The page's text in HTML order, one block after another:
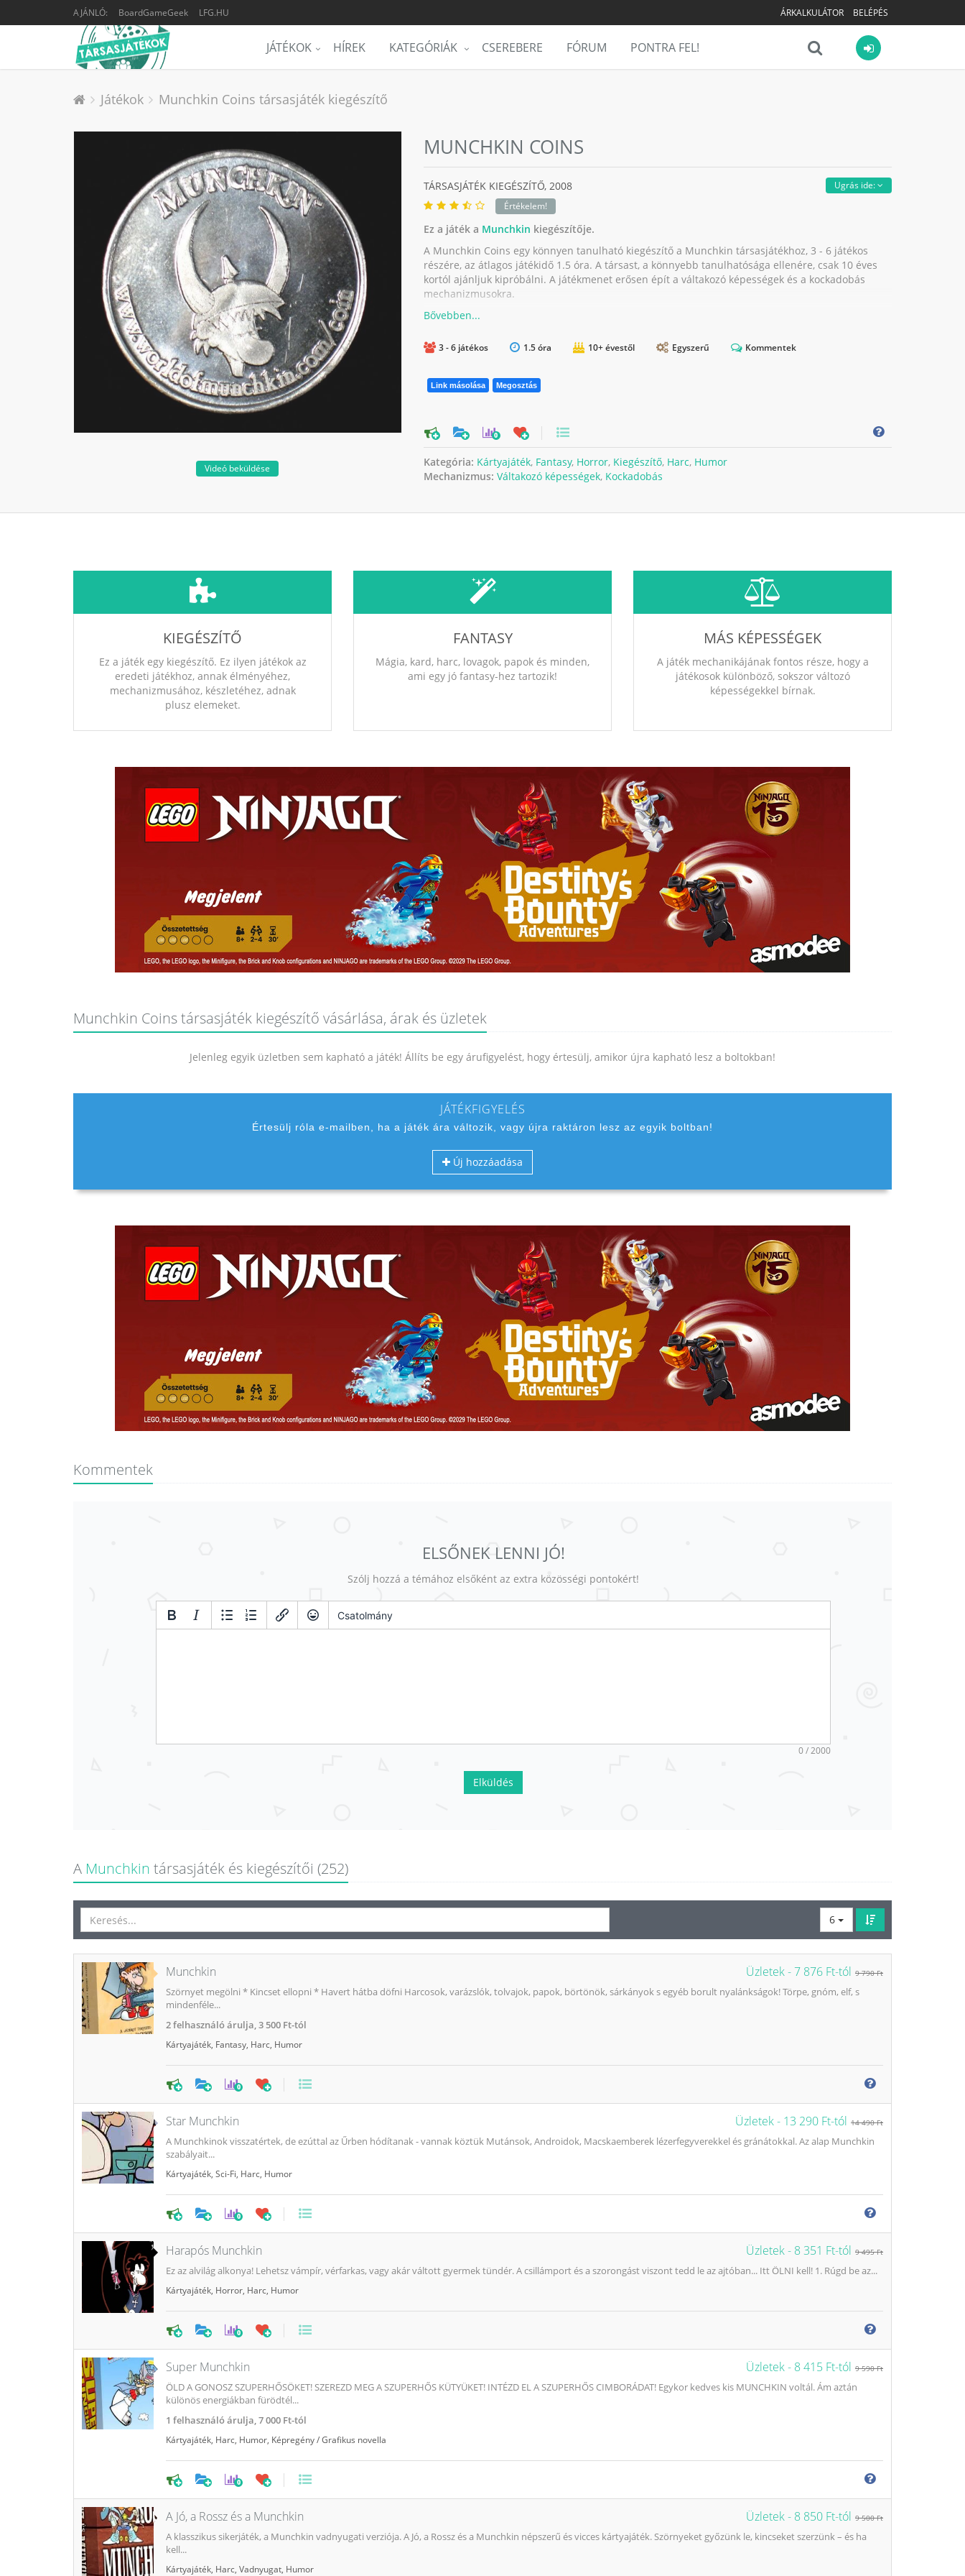
AJÁNLÓ: BoardGameGeek LFG.HU ÁRKALKULÁTOR BELÉPÉS
JÁTÉKOK HÍREK KATEGÓRIÁK CSEREBERE FÓRUM PONTRA FEL!
Játékok Munchkin Coins társasjáték kiegészítő
Videó beküldése
MUNCHKIN COINS
Ugrás ide:
TÁRSASJÁTÉK KIEGÉSZÍTŐ, 2008
Értékelem!
Ez a játék a Munchkin kiegészítője.
A Munchkin Coins egy könnyen tanulható kiegészítő a Munchkin társasjátékhoz, 3 - 6 játékos
részére, az átlagos játékidő 1.5 óra. A társast, a könnyebb tanulhatósága ellenére, csak 10 éves
kortól ajánljuk kipróbálni. A játékmenet erősen épít a váltakozó képességek és a kockadobás
mechanizmusokra.
3 - 6 játékos 1.5 óra 10+ évestől Egyszerű Kommentek
Link másolása Megosztás
0
Kategória: Kártyajáték, Fantasy, Horror, Kiegészítő, Harc, Humor
Mechanizmus: Váltakozó képességek, Kockadobás
KIEGÉSZÍTŐ
Ez a játék egy kiegészítő. Ez ilyen játékok az
eredeti játékhoz, annak élményéhez,
mechanizmusához, készletéhez, adnak
plusz elemeket.
FANTASY
Mágia, kard, harc, lovagok, papok és minden,
ami egy jó fantasy-hez tartozik!
MÁS KÉPESSÉGEK
A játék mechanikájának fontos része, hogy a
játékosok különböző, sokszor változó
képességekkel bírnak.
Munchkin Coins társasjáték kiegészítő vásárlása, árak és üzletek
Jelenleg egyik üzletben sem kapható a játék! Állíts be egy árufigyelést, hogy értesülj, amikor újra kapható lesz a boltokban!
JÁTÉKFIGYELÉS
Értesülj róla e-mailben, ha a játék ára változik, vagy újra raktáron lesz az egyik boltban!
Új hozzáadása
Kommentek
ELSŐNEK LENNI JÓ!
Szólj hozzá a témához elsőként az extra közösségi pontokért!
Csatolmány
0 / 2000
Elküldés
A Munchkin társasjáték és kiegészítői (252)
6
Üzletek -7 876 Ft-tól 9 790 Ft
Munchkin
Szörnyet megölni * Kincset ellopni * Havert hátba döfni Harcosok, varázslók, tolvajok, papok, börtönök, sárkányok s egyéb borult nyalánkságok! Törpe, gnóm, elf, s
mindenféle...
2felhasználó árulja,3 500 Ft-tól
Kártyajáték Fantasy Harc Humor
0
Üzletek - 13 290 Ft-tól 14 490 Ft
Star Munchkin
A Munchkinok visszatértek, de ezúttal az Űrben hódítanak - vannak köztük Mutánsok, Androidok, Macskaemberek lézerfegyverekkel és gránátokkal. Az alap Munchkin
szabályait...
Kártyajáték Sci-Fi Harc Humor
0
Üzletek - 8 351 Ft-tól 9 495 Ft
Harapós Munchkin
Ez az alvilág alkonya! Lehetsz vámpír, vérfarkas, vagy akár váltott gyermek tündér. A csillámport és a szorongást viszont tedd le az ajtóban... Itt ÖLNI kell! 1. Rúgd be az...
Kártyajáték Horror Harc Humor
0
Üzletek - 8 415 Ft-tól 9 590 Ft
Super Munchkin
ÖLD A GONOSZ SZUPERHŐSÖKET! SZEREZD MEG A SZUPERHŐS KÜTYÜKET! INTÉZD EL A SZUPERHŐS CIMBORÁDAT! Egykor kedves kis MUNCHKIN voltál. Ám aztán
különös energiákban fürödtél...
1 felhasználó árulja,7 000 Ft-tól
Kártyajáték Harc Humor Képregény / Grafikus novella
0
Üzletek - 8 850 Ft-tól 9 500 Ft
A Jó, a Rossz és a Munchkin
A klasszikus sikerjáték, a Munchkin vadnyugati verziója. A Jó, a Rossz és a Munchkin népszerű és vicces kártyajáték. Szörnyeket győzünk le, kincseket szerzünk – és ha
kell...
Kártyajáték Harc Vadnyugat Humor